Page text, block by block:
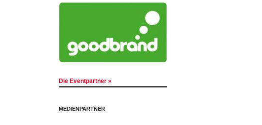
Die Eventpartner »
MEDIENPARTNER